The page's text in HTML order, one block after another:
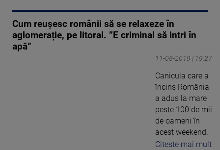
Cum reușesc românii să se relaxeze în
aglomerație, pe litoral. ”E criminal să intri în
apă”
11-08-2019 | 19:27
Canicula care a
încins România
a adus la mare
peste 100 de mii
de oameni în
acest weekend.
Citeste mai mult